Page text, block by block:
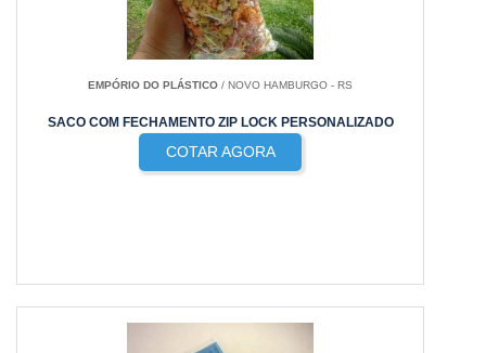
EMPÓRIO DO PLÁSTICO / NOVO HAMBURGO - RS
SACO COM FECHAMENTO ZIP LOCK PERSONALIZADO
COTAR AGORA